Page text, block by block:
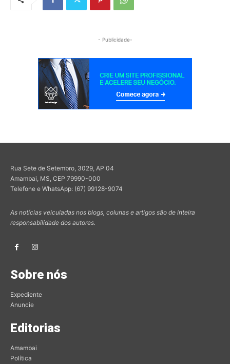
- Publicidade-
Rua Sete de Setembro, 3029, AP 04
Amambai, MS, CEP 79990-000
Telefone e WhatsApp: (67) 99128-9074
As notícias veiculadas nos blogs, colunas e artigos são de inteira
responsabilidade dos autores.
Sobre nós
Expediente
Anuncie
Editorias
Amambai
Política